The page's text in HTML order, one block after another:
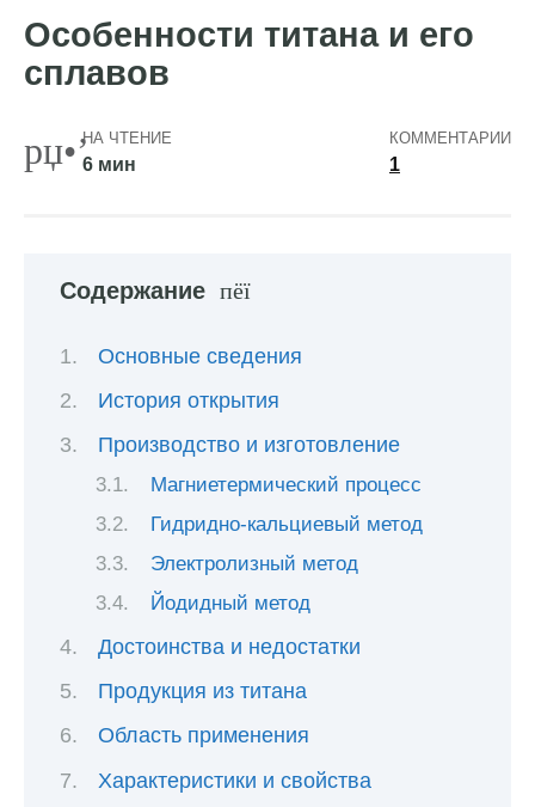
Особенности титана и его
сплавов
НА ЧТЕНИЕ
6 мин
КОММЕНТАРИИ
1
Содержание
Основные сведения
История открытия
Производство и изготовление
Магниетермический процесс
Гидридно-кальциевый метод
Электролизный метод
Йодидный метод
Достоинства и недостатки
Продукция из титана
Область применения
Характеристики и свойства